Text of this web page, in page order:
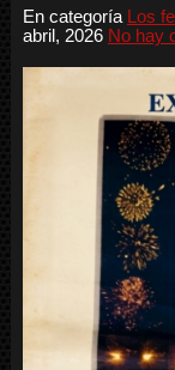
En categoría Los
abril, 2026 No hay